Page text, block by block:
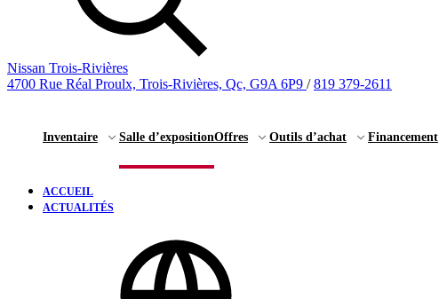
Nissan Trois-Rivières
4700 Rue Réal Proulx, Trois-Rivières, Qc, G9A 6P9 / 819 379-2611
Inventaire Salle d’expositionOffres Outils d’achat Financement
ACCUEIL
ACTUALITÉS